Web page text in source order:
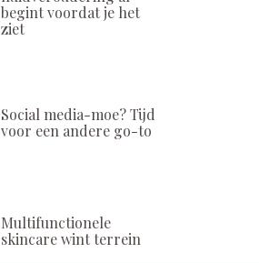
begint voordat je het
ziet
Social media-moe? Tijd
voor een andere go-to
Multifunctionele
skincare wint terrein